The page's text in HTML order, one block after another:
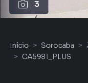
3
Início Sorocaba
CA5981_PLUS